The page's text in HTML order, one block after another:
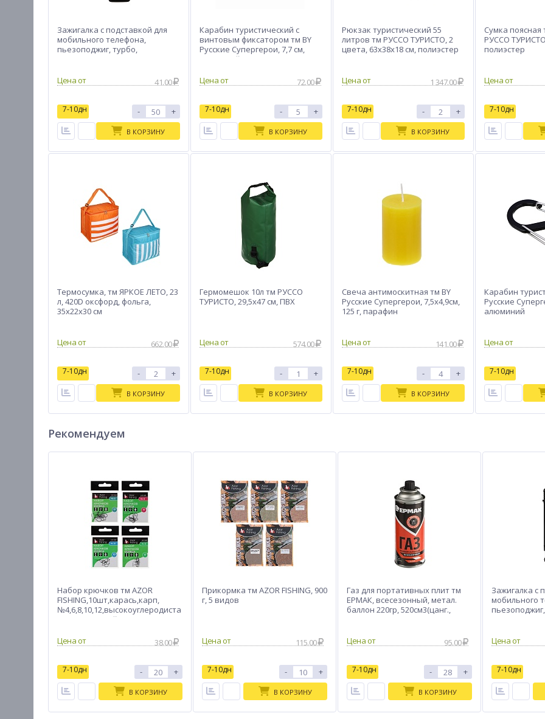
Зажигалка с подставкой для
мобильного телефона,
пьезоподжиг, турбо,
Цена от
41.00
7-10дн - +
В КОРЗИНУ
Карабин туристический с
винтовым фиксатором тм BY
Русские Супергерои, 7,7 см,
алюминий
Цена от
72.00
7-10дн - +
В КОРЗИНУ
Рюкзак туристический 55
литров тм РУССО ТУРИСТО, 2
цвета, 63х38х18 см, полиэстер
Цена от 1 347.00
7-10дн - +
В КОРЗИНУ
Сумка поясная
РУССО
полиэстер
Цена от
7-10дн
Термосумка, тм ЯРКОЕ ЛЕТО, 23
л, 420D оксфорд, фольга,
35х22х30 см
Цена от 662.00
7-10дн - +
В КОРЗИНУ
Гермомешок 10л тм РУССО
ТУРИСТО, 29,5х47 см, ПВХ
Цена от 574.00
7-10дн - +
В КОРЗИНУ
Свеча антимоскитная тм BY
Русские Супергерои, 7,5х4,9см,
125 г, парафин
Цена от 141.00
7-10дн - +
В КОРЗИНУ
Карабин
Русские
алюминий
Цена от
7-10дн
Рекомендуем
Набор крючков тм AZOR
FISHING,10шт,карась,карп,
№4,6,8,10,12,высокоуглеродиста
я сталь,черный никель
38.00
7-10дн - +
В КОРЗИНУ
Прикормка тм AZOR FISHING, 900
г, 5 видов
115.00
7-10дн - +
В КОРЗИНУ
Газ для портативных плит тм
ЕРМАК, всесезонный, метал.
баллон 220гр, 520см3(цанг.,
95.00
7-10дн - +
В КОРЗИНУ
Зажигалка с
мобильного
7-10дн